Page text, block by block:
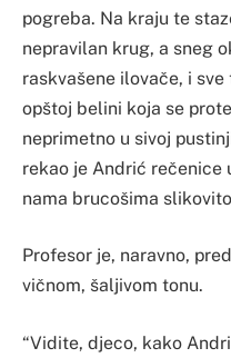
pogreba. Na kraju te
nepravilan krug, a sneg
raskvašene ilovače, i
opštoj belini koja se
neprimetno u sivoj
rekao je Andrić rečenice
nama brucošima
Profesor je, naravno,
vičnom, šaljivom tonu.
“Vidite, djeco, kako